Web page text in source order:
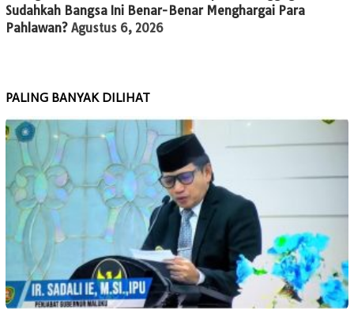
Sudahkah Bangsa Ini Benar-Benar Menghargai Para
Pahlawan? Agustus 6, 2026
PALING BANYAK DILIHAT